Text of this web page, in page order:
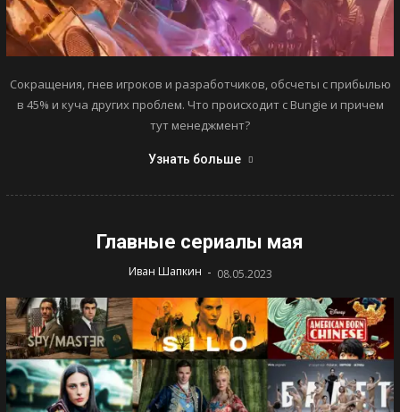
Сокращения, гнев игроков и разработчиков, обсчеты с прибылью
в 45% и куча других проблем. Что происходит с Bungie и причем
тут менеджмент?
Узнать больше
Главные сериалы мая
Иван Шапкин - 08.05.2023